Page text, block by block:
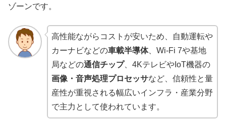
ゾーンです。
高性能ながらコストが安いため、自動運転や
カーナビなどの車載半導体、Wi-Fi 7や基地
局などの通信チップ、4KテレビやIoT機器の
画像・音声処理プロセッサなど、信頼性と量
産性が重視される幅広いインフラ・産業分野
で主力として使われています。